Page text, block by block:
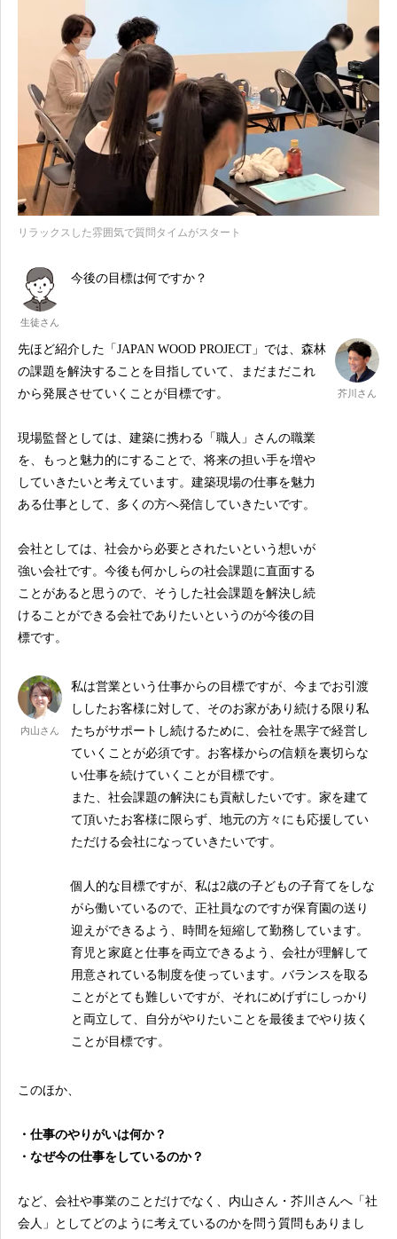
リラックスした雰囲気で質問タイムがスタート
生徒さん
今後の目標は何ですか？
芥川さん
先ほど紹介した「JAPAN WOOD PROJECT」では、森林
の課題を解決することを目指していて、まだまだこれ
から発展させていくことが目標です。
現場監督としては、建築に携わる「職人」さんの職業
を、もっと魅力的にすることで、将来の担い手を増や
していきたいと考えています。建築現場の仕事を魅力
ある仕事として、多くの方へ発信していきたいです。
会社としては、社会から必要とされたいという想いが
強い会社です。今後も何かしらの社会課題に直面する
ことがあると思うので、そうした社会課題を解決し続
けることができる会社でありたいというのが今後の目
標です。
内山さん
私は営業という仕事からの目標ですが、今までお引渡
ししたお客様に対して、そのお家があり続ける限り私
たちがサポートし続けるために、会社を黒字で経営し
ていくことが必須です。お客様からの信頼を裏切らな
い仕事を続けていくことが目標です。
また、社会課題の解決にも貢献したいです。家を建て
て頂いたお客様に限らず、地元の方々にも応援してい
ただける会社になっていきたいです。
個人的な目標ですが、私は2歳の子どもの子育てをしな
がら働いているので、正社員なのですが保育園の送り
迎えができるよう、時間を短縮して勤務しています。
育児と家庭と仕事を両立できるよう、会社が理解して
用意されている制度を使っています。バランスを取る
ことがとても難しいですが、それにめげずにしっかり
と両立して、自分がやりたいことを最後までやり抜く
ことが目標です。
このほか、
・仕事のやりがいは何か？
・なぜ今の仕事をしているのか？
など、会社や事業のことだけでなく、内山さん・芥川さんへ「社
会人」としてどのように考えているのかを問う質問もありまし